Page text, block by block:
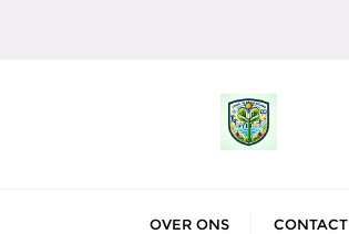
OVER ONS CONTACT